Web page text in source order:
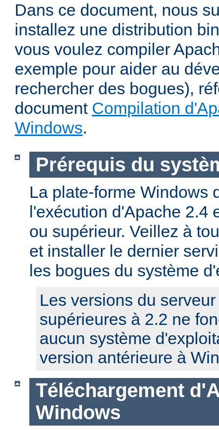
Dans ce document, nous
installez une distribution
vous voulez compiler
exemple pour aider au
rechercher des bogues),
document Compilation
Windows.
Prérequis du
La plate-forme Windows
l'exécution d'Apache 2.4
ou supérieur. Veillez à
et installer le dernier
les bogues du système
Les versions du
supérieures à 2.2 ne
aucun système
version antérieure à
Téléchargement
Windows